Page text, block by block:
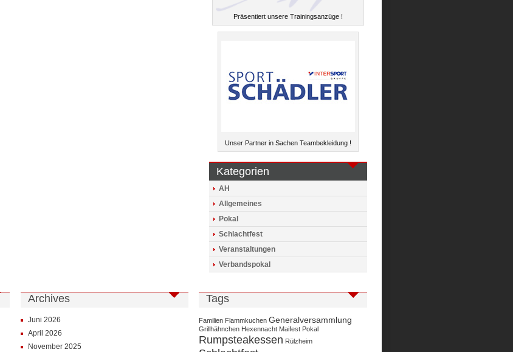
Präsentiert unsere Trainingsanzüge !
Unser Partner in Sachen Teambekleidung !
Kategorien
AH
Allgemeines
Pokal
Schlachtfest
Veranstaltungen
Verbandspokal
Archives
Juni 2026
April 2026
November 2025
Tags
Familien Flammkuchen Generalversammlung
Grillhähnchen Hexennacht Maifest Pokal
Rumpsteakessen Rülzheim